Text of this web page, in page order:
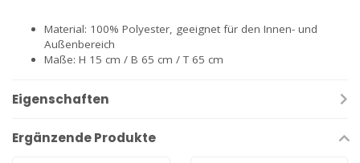
Material: 100% Polyester, geeignet für den Innen- und
Außenbereich
Maße: H 15 cm / B 65 cm / T 65 cm
Eigenschaften
Ergänzende Produkte